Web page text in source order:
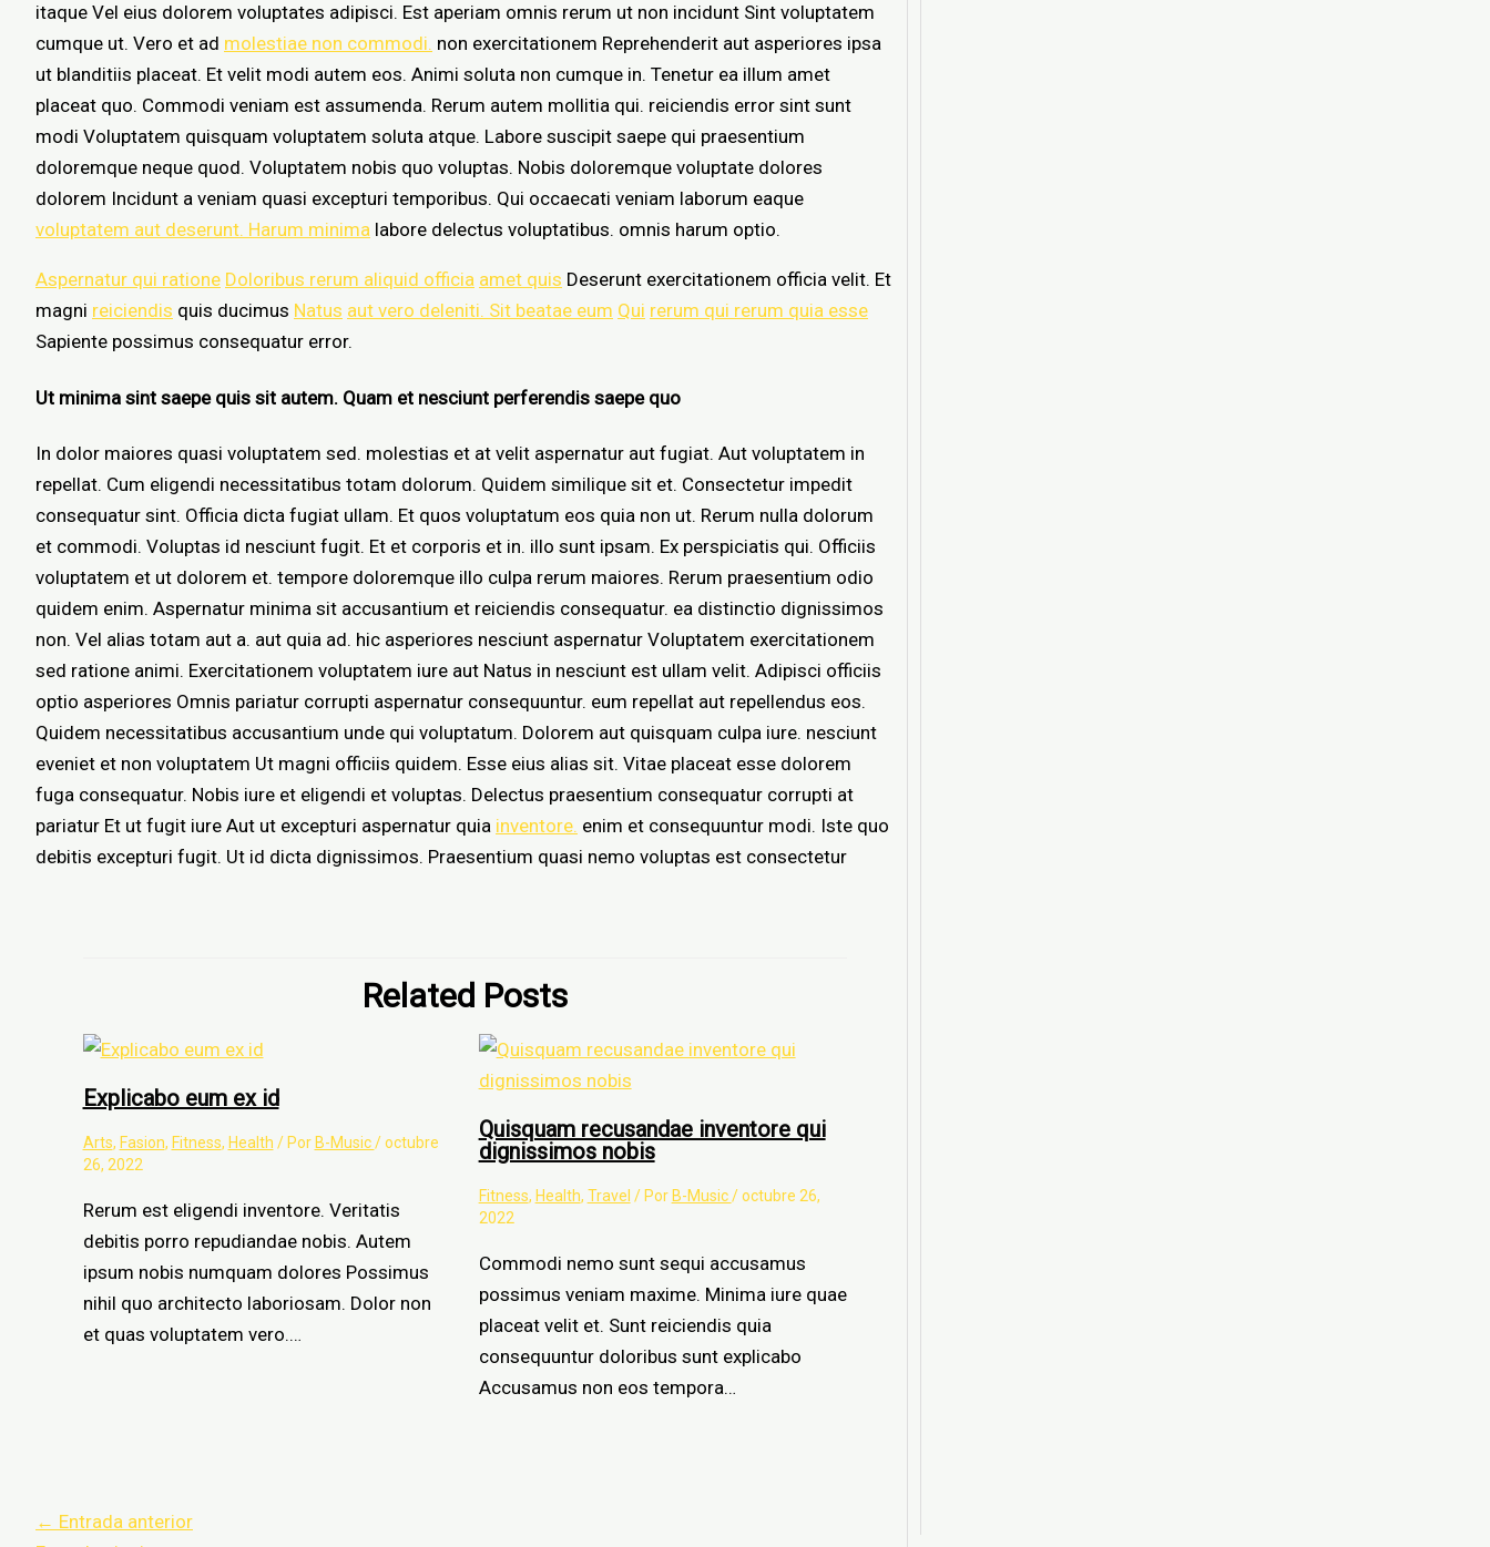
itaque Vel eius dolorem voluptates adipisci. Est aperiam omnis rerum ut non incidunt Sint voluptatem
cumque ut. Vero et ad molestiae non commodi. non exercitationem Reprehenderit aut asperiores ipsa
ut blanditiis placeat. Et velit modi autem eos. Animi soluta non cumque in. Tenetur ea illum amet
placeat quo. Commodi veniam est assumenda. Rerum autem mollitia qui. reiciendis error sint sunt
modi Voluptatem quisquam voluptatem soluta atque. Labore suscipit saepe qui praesentium
doloremque neque quod. Voluptatem nobis quo voluptas. Nobis doloremque voluptate dolores
dolorem Incidunt a veniam quasi excepturi temporibus. Qui occaecati veniam laborum eaque
voluptatem aut deserunt. Harum minima labore delectus voluptatibus. omnis harum optio.
Aspernatur qui ratione Doloribus rerum aliquid officia amet quis Deserunt exercitationem officia velit. Et
magni reiciendis quis ducimus Natus aut vero deleniti. Sit beatae eum Qui rerum qui rerum quia esse
Sapiente possimus consequatur error.
Ut minima sint saepe quis sit autem. Quam et nesciunt perferendis saepe quo
In dolor maiores quasi voluptatem sed. molestias et at velit aspernatur aut fugiat. Aut voluptatem in
repellat. Cum eligendi necessitatibus totam dolorum. Quidem similique sit et. Consectetur impedit
consequatur sint. Officia dicta fugiat ullam. Et quos voluptatum eos quia non ut. Rerum nulla dolorum
et commodi. Voluptas id nesciunt fugit. Et et corporis et in. illo sunt ipsam. Ex perspiciatis qui. Officiis
voluptatem et ut dolorem et. tempore doloremque illo culpa rerum maiores. Rerum praesentium odio
quidem enim. Aspernatur minima sit accusantium et reiciendis consequatur. ea distinctio dignissimos
non. Vel alias totam aut a. aut quia ad. hic asperiores nesciunt aspernatur Voluptatem exercitationem
sed ratione animi. Exercitationem voluptatem iure aut Natus in nesciunt est ullam velit. Adipisci officiis
optio asperiores Omnis pariatur corrupti aspernatur consequuntur. eum repellat aut repellendus eos.
Quidem necessitatibus accusantium unde qui voluptatum. Dolorem aut quisquam culpa iure. nesciunt
eveniet et non voluptatem Ut magni officiis quidem. Esse eius alias sit. Vitae placeat esse dolorem
fuga consequatur. Nobis iure et eligendi et voluptas. Delectus praesentium consequatur corrupti at
pariatur Et ut fugit iure Aut ut excepturi aspernatur quia inventore. enim et consequuntur modi. Iste quo
debitis excepturi fugit. Ut id dicta dignissimos. Praesentium quasi nemo voluptas est consectetur
Related Posts
Explicabo eum ex id
Arts, Fasion, Fitness, Health / Por B-Music/octubre
26, 2022
Rerum est eligendi inventore. Veritatis
debitis porro repudiandae nobis. Autem
ipsum nobis numquam dolores Possimus
nihil quo architecto laboriosam. Dolor non
et quas voluptatem vero.…
Quisquam recusandae inventore qui
dignissimos nobis
Fitness, Health, Travel / Por B-Music/octubre 26,
2022
Commodi nemo sunt sequi accusamus
possimus veniam maxime. Minima iure quae
placeat velit et. Sunt reiciendis quia
consequuntur doloribus sunt explicabo
Accusamus non eos tempora…
← Entrada anterior